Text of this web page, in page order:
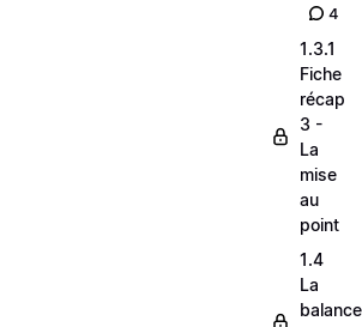
4
1.3.1
Fiche
récap
3 -
La
mise
au
point
1.4
La
balance